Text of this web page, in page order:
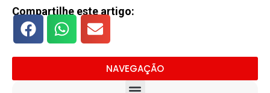
Compartilhe este artigo:
NAVEGAÇÃO